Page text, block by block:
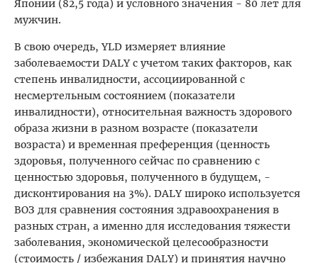
Японии (82,5 года) и условного значения - 80 лет для
мужчин.
В свою очередь, YLD измеряет влияние
заболеваемости DALY с учетом таких факторов, как
степень инвалидности, ассоциированной с
несмертельным состоянием (показатели
инвалидности), относительная важность здорового
образа жизни в разном возрасте (показатели
возраста) и временная преференция (ценность
здоровья, полученного сейчас по сравнению с
ценностью здоровья, полученного в будущем, -
дисконтирования на 3%). DALY широко используется
ВОЗ для сравнения состояния здравоохранения в
разных стран, а именно для исследования тяжести
заболевания, экономической целесообразности
(стоимость / избежания DALY) и принятия научно